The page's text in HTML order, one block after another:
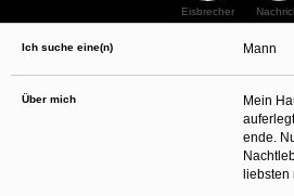
Wenden Sie sich an Ihren Internetprovider. Es
danach.
Internetbrowsers vertraut, so dass Sie
Ihren minderjährigen Kindern besucht wurden.
Kinder auf den Besuch unerwünschter
bestimmte Websites nicht für sie geeignet sind.
Verlaufs das Interesse Ihres Kindes beurteilen
Sprechen Sie mit Ihren Kindern. Vermitteln Sie
sie Fremden, z. B. auf einer Chat-Website, nie
Bringen Sie ihnen auch bei, dass viele
Eisbrecher
Ich suche eine(n) Mann
Über mich
Mein
ende.
liebsten